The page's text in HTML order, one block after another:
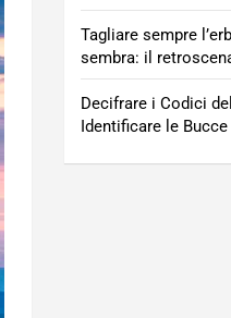
Tagliare sempre
sembra: il
Decifrare i Codici
Identificare le